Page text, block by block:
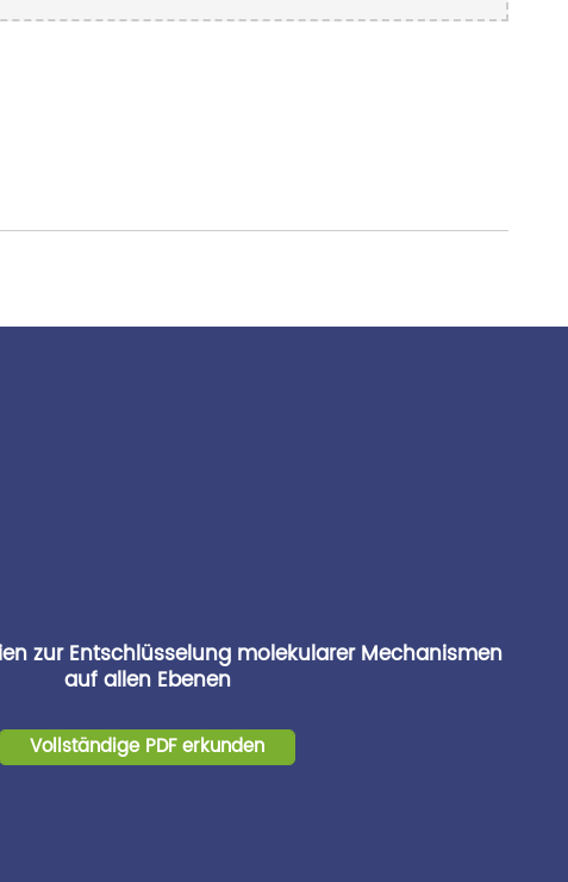
zur Entschlüsselung molekularer Mechanismen
auf allen Ebenen
Vollständige PDF erkunden